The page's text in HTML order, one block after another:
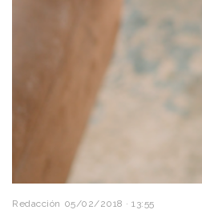
Redacción 05/02/2018 · 13:55